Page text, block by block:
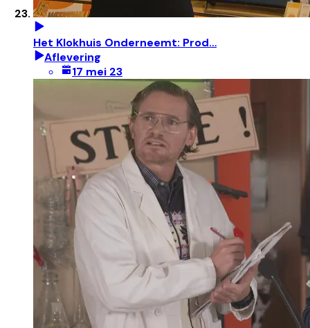
Het Klokhuis Onderneemt: Prod…
Aflevering
17 mei 23